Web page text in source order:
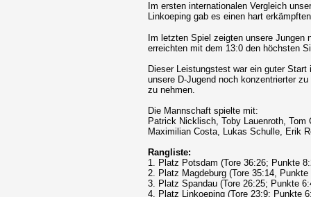
Im ersten internationalen Vergleich
Linkoeping gab es einen hart
Im letzten Spiel zeigten unsere
erreichten mit dem 13:0 den höchsten
Dieser Leistungstest war ein guter
unsere D-Jugend noch konzentrierter
zu nehmen.
Die Mannschaft spielte mit:
Patrick Nicklisch, Toby Lauenroth,
Maximilian Costa, Lukas Schulle, Erik
Rangliste:
1. Platz Potsdam (Tore 36:26; Punkte
2. Platz Magdeburg (Tore 35:14, Punkte
3. Platz Spandau (Tore 26:25; Punkte
4. Platz Linkoeping (Tore 23:9; Punkte